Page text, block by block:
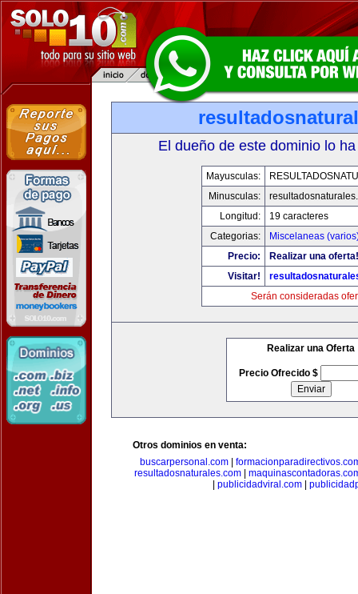
El dueño de este dominio lo
Mayusculas:
Minusculas:
Longitud:
19 caracteres
Categorias:
Miscelaneas
Precio:
Realizar una oferta!
Visitar!
Serán consideradas
Realizar una Oferta
Precio Ofrecido $
Otros dominios en venta:
buscarpersonal.com|
resultadosnaturales.com|
publicidadviral.com